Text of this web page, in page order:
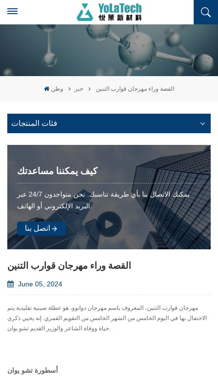
وطن خبر القصة وراء مهرجان قوارب التنين
فئات المنتجات
كيف يمكننا مساعدتك
يمكنك الاتصال بنا بأي طريقة تناسبك. نحن متواجدون 24/7 عبر
البريد الإلكتروني أو الهاتف.
اتصل بنا
القصة وراء مهرجان قوارب التنين
June 05, 2024
مهرجان قوارب التنين، المعروف باسم مهرجان دوانوو، هو عطلة صينية تقليدية يتم
الاحتفال بها في اليوم الخامس من الشهر الخامس من التقويم القمري. إنه يحيي ذكرى
أسطورة تشو يوان